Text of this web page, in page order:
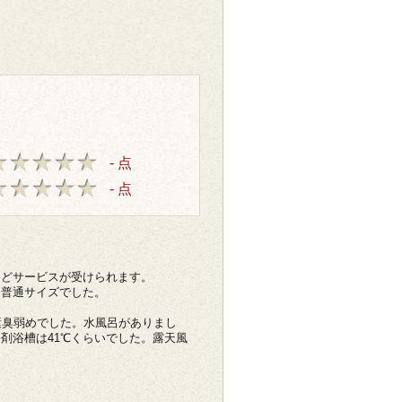
- 点
- 点
サービスが受けられます。
通サイズでした。
弱めでした。水風呂がありまし
浴槽は41℃くらいでした。露天風